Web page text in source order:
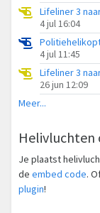
Lifeliner 3
4 jul 16:04
4 jul 11:45
Lifeliner 3
26 jun 12:09
Meer...
Helivluchten
Je plaatst
de embed code.
plugin!